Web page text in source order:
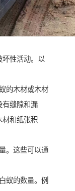
坏性活动。以
的木材或木材
有缝隙和漏
材和纸张积
。这些可以通
蚁的数量。例